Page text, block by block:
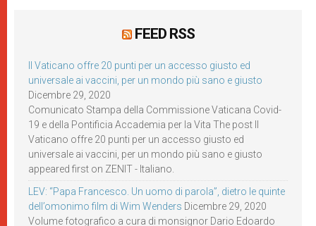
FEED RSS
Il Vaticano offre 20 punti per un accesso giusto ed
universale ai vaccini, per un mondo più sano e giusto
Dicembre 29, 2020
Comunicato Stampa della Commissione Vaticana Covid-
19 e della Pontificia Accademia per la Vita The post Il
Vaticano offre 20 punti per un accesso giusto ed
universale ai vaccini, per un mondo più sano e giusto
appeared first on ZENIT - Italiano.
LEV: “Papa Francesco. Un uomo di parola”, dietro le quinte
dell’omonimo film di Wim Wenders Dicembre 29, 2020
Volume fotografico a cura di monsignor Dario Edoardo